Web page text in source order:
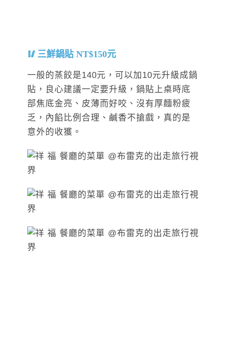
三鮮鍋貼 NT$150元
一般的蒸餃是140元，可以加10元升級成鍋
貼，良心建議一定要升級，鍋貼上桌時底
部焦底金亮、皮薄而好咬、沒有厚麵粉疲
乏，內餡比例合理、鹹香不搶戲，真的是
意外的收獲。